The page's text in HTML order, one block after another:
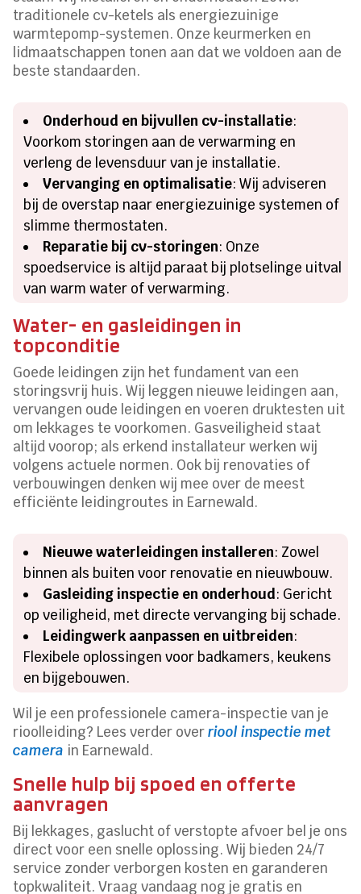
traditionele cv-ketels als energiezuinige
warmtepomp-systemen. Onze keurmerken en
lidmaatschappen tonen aan dat we voldoen aan de
beste standaarden.
Onderhoud en bijvullen cv-installatie:
Voorkom storingen aan de verwarming en
verleng de levensduur van je installatie.
Vervanging en optimalisatie: Wij adviseren
bij de overstap naar energiezuinige systemen of
slimme thermostaten.
Reparatie bij cv-storingen: Onze
spoedservice is altijd paraat bij plotselinge uitval
van warm water of verwarming.
Water- en gasleidingen in
topconditie
Goede leidingen zijn het fundament van een
storingsvrij huis. Wij leggen nieuwe leidingen aan,
vervangen oude leidingen en voeren druktesten uit
om lekkages te voorkomen. Gasveiligheid staat
altijd voorop; als erkend installateur werken wij
volgens actuele normen. Ook bij renovaties of
verbouwingen denken wij mee over de meest
efficiënte leidingroutes in Earnewald.
Nieuwe waterleidingen installeren: Zowel
binnen als buiten voor renovatie en nieuwbouw.
Gasleiding inspectie en onderhoud: Gericht
op veiligheid, met directe vervanging bij schade.
Leidingwerk aanpassen en uitbreiden:
Flexibele oplossingen voor badkamers, keukens
en bijgebouwen.
Wil je een professionele camera-inspectie van je
rioolleiding? Lees verder overriool inspectie met
camera in Earnewald.
Snelle hulp bij spoed en offerte
aanvragen
Bij lekkages, gaslucht of verstopte afvoer bel je ons
direct voor een snelle oplossing. Wij bieden 24/7
service zonder verborgen kosten en garanderen
topkwaliteit. Vraag vandaag nog je gratis en